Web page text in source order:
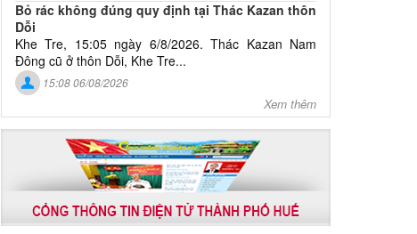
Bỏ rác không đúng quy định tại Thác Kazan thôn
Dỗi
Khe Tre, 15:05 ngày 6/8/2026. Thác Kazan Nam
Đông cũ ở thôn Dỗi, Khe Tre...
15:08 06/08/2026
Xem thêm